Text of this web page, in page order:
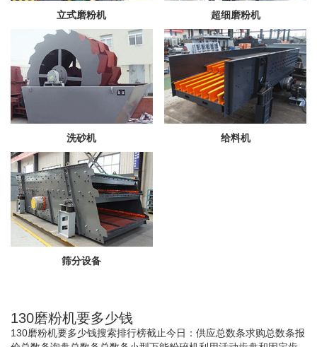
立式磨粉机 超细磨粉机
洗砂机 给料机
筛分设备
130磨粉机要多少钱
130磨粉机要多少钱搜索排行榜截止今日：供应总数条求购总数条报